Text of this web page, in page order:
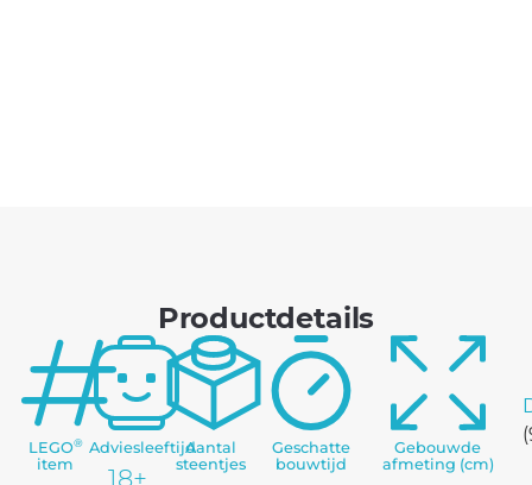
Productdetails
LEGO®
item
Adviesleeftijd
18+
Aantal
steentjes
Geschatte
bouwtijd
Gebouwde
afmeting (cm)